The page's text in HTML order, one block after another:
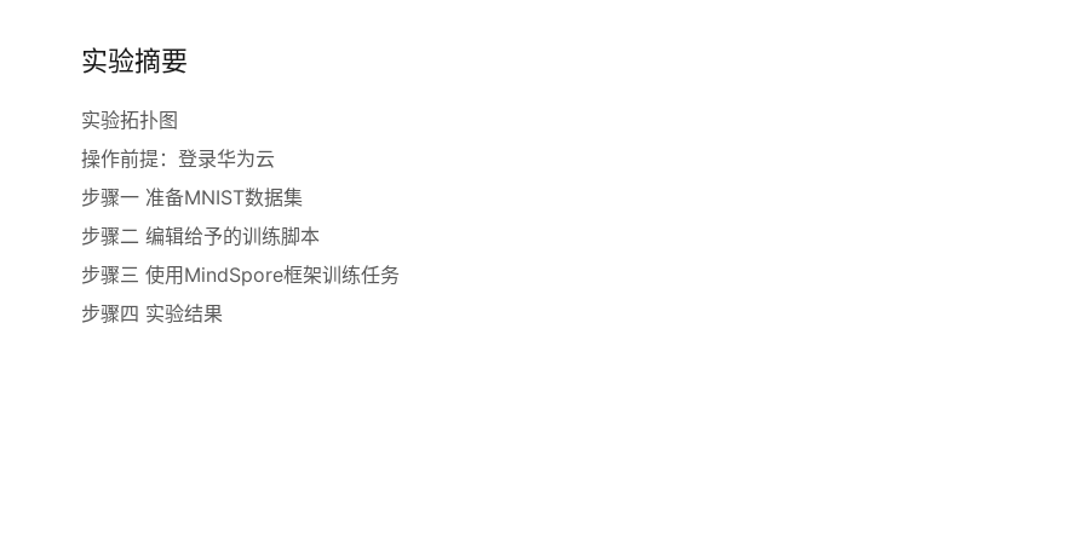
实验摘要
实验拓扑图
操作前提：登录华为云
步骤一 准备MNIST数据集
步骤二 编辑给予的训练脚本
步骤三 使用MindSpore框架训练任务
步骤四 实验结果